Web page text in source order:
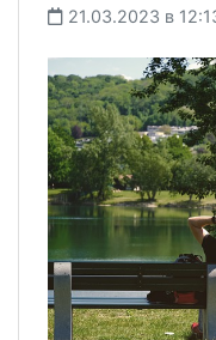
21.03.2023 в